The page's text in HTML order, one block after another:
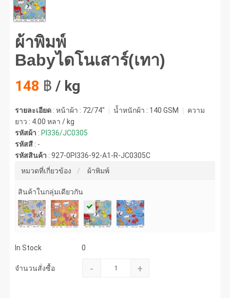
ผ้าพิมพ์
Babyไดโนเสาร์(เทา)
148 ฿ / kg
รายละเอียด : หน้าผ้า : 72/74" น้ำหนักผ้า : 140 GSM
ความ
ยาว : 4.00 หลา / kg
รหัสผ้า :PI336/JC0305
รหัสสี : -
รหัสสินค้า :927-0PI336-92-A1-R-JC0305C
หมวดที่เกี่ยวข้อง
ผ้าพิมพ์
สินค้าในกลุ่มเดียวกัน
In Stock 0
จำนวนสั่งซื้อ - +